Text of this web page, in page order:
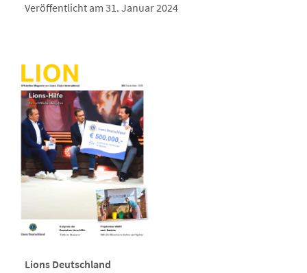
Veröffentlicht am 31. Januar 2024
Lions Deutschland